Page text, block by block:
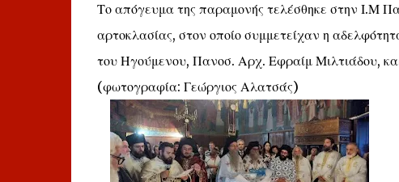
Το απόγευμα της παραμονής τελέσθηκε στην Ι.Μ
αρτοκλασίας, στον οποίο συμμετείχαν η
του Ηγούμενου, Πανοσ. Αρχ. Εφραίμ Μιλτιάδου, και
(φωτογραφία: Γεώργιος Αλατσάς)